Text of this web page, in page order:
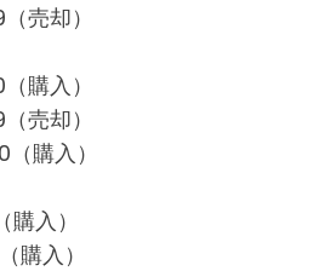
売却）
購入）
売却）
購入）
入）
購入）